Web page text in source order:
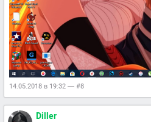
14.05.2018 в 19:32 — #8
Diller